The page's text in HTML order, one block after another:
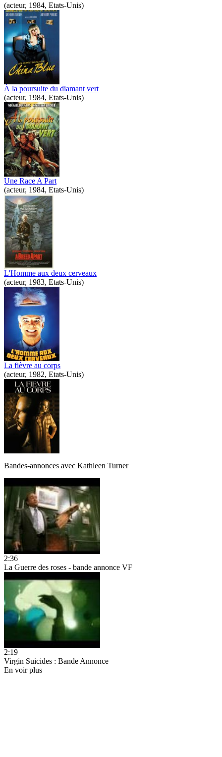
(acteur, 1984, Etats-Unis)
À la poursuite du diamant vert
(acteur, 1984, Etats-Unis)
Une Race A Part
(acteur, 1984, Etats-Unis)
L'Homme aux deux cerveaux
(acteur, 1983, Etats-Unis)
La fièvre au corps
(acteur, 1982, Etats-Unis)
Bandes-annonces avec Kathleen Turner
2:36
La Guerre des roses - bande annonce VF
2:19
Virgin Suicides : Bande Annonce
En voir plus